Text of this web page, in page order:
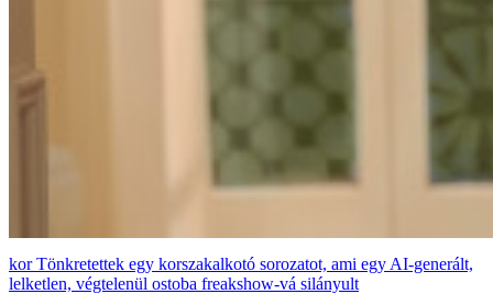
Tönkretettek egy korszakalkotó sorozatot, ami egy AI-generált,
lelketlen, végtelenül ostoba freakshow-vá silányult